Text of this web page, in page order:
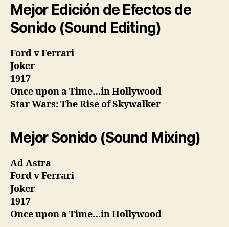
Mejor Edición de Efectos de
Sonido (Sound Editing)
Ford v Ferrari
Joker
1917
Once upon a Time…in Hollywood
Star Wars: The Rise of Skywalker
Mejor Sonido (Sound Mixing)
Ad Astra
Ford v Ferrari
Joker
1917
Once upon a Time…in Hollywood